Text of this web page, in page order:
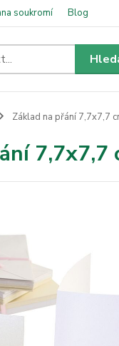
soukromí Blog
Základ na přání 7,7x7,7
7,7x7,7